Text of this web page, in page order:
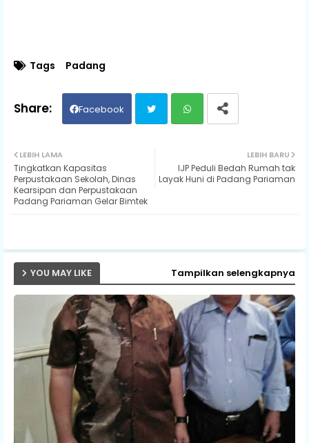
Tags Padang
Facebook
ats
LEBIH BARU
IJP Peduli Bedah Rumah tak
Layak Huni di Padang Pariaman
LEBIH LAMA
Tingkatkan Kapasitas
Perpustakaan Sekolah, Dinas
Kearsipan dan Perpustakaan
Padang Pariaman Gelar Bimtek
YOU MAY LIKE Tampilkan selengkapnya